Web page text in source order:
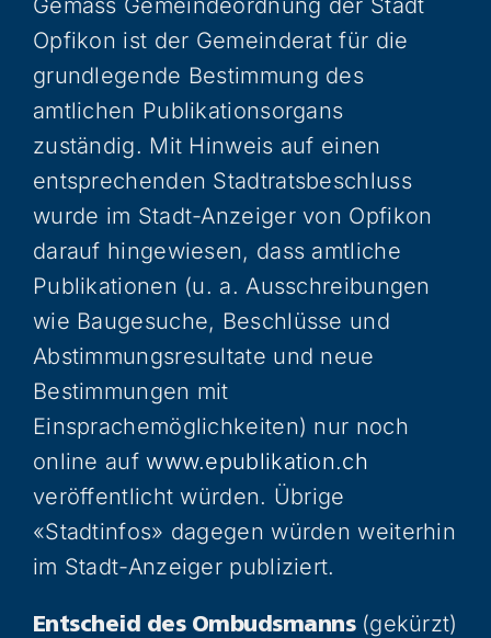
Gemäss Gemeindeordnung der Stadt
Opfikon ist der Gemeinderat für die
grundlegende Bestimmung des
amtlichen Publikationsorgans
zuständig. Mit Hinweis auf einen
entsprechenden Stadtratsbeschluss
wurde im Stadt-Anzeiger von Opfikon
darauf hingewiesen, dass amtliche
Publikationen (u. a. Ausschreibungen
wie Baugesuche, Beschlüsse und
Abstimmungsresultate und neue
Bestimmungen mit
Einsprachemöglichkeiten) nur noch
online aufwww.epublikation.ch
veröffentlicht würden. Übrige
«Stadtinfos» dagegen würden weiterhin
im Stadt-Anzeiger publiziert.
Entscheid des Ombudsmanns (gekürzt)